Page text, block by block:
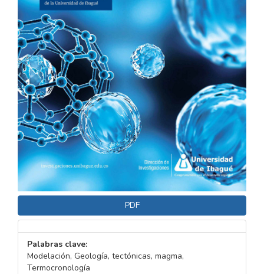
PDF
Palabras clave:
Modelación, Geología, tectónicas, magma,
Termocronología